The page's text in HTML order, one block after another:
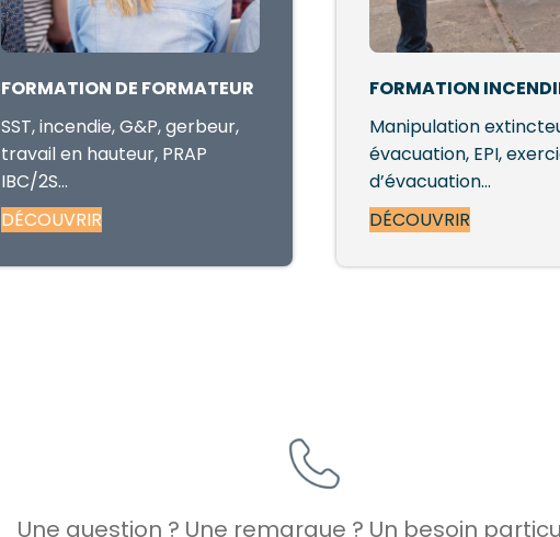
FORMATION DE FORMATEUR
SST, incendie, G&P, gerbeur,
travail en hauteur, PRAP
IBC/2S…
DÉCOUVRIR
FORMATION
Manipulation
évacuation, EPI,
d’évacuation…
DÉCOUVRIR
Une question ? Une remarque ? Un besoin